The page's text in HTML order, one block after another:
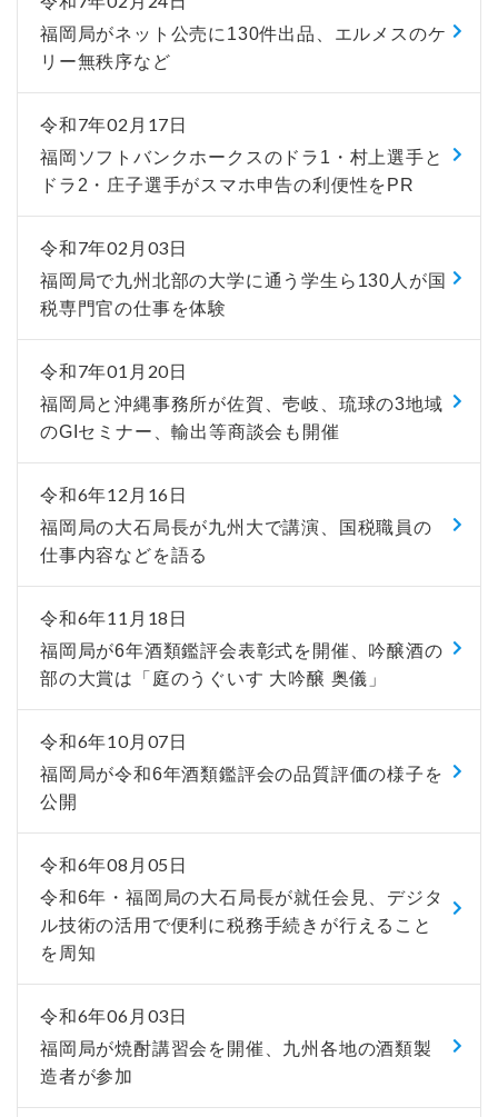
福岡局がネット公売に130件出品、エルメスのケ
リー無秩序など
令和7年02月17日
福岡ソフトバンクホークスのドラ1・村上選手と
ドラ2・庄子選手がスマホ申告の利便性をPR
令和7年02月03日
福岡局で九州北部の大学に通う学生ら130人が国
税専門官の仕事を体験
令和7年01月20日
福岡局と沖縄事務所が佐賀、壱岐、琉球の3地域
のGIセミナー、輸出等商談会も開催
令和6年12月16日
福岡局の大石局長が九州大で講演、国税職員の
仕事内容などを語る
令和6年11月18日
福岡局が6年酒類鑑評会表彰式を開催、吟醸酒の
部の大賞は「庭のうぐいす 大吟醸 奥儀」
令和6年10月07日
福岡局が令和6年酒類鑑評会の品質評価の様子を
公開
令和6年08月05日
令和6年・福岡局の大石局長が就任会見、デジタ
ル技術の活用で便利に税務手続きが行えること
を周知
令和6年06月03日
福岡局が焼酎講習会を開催、九州各地の酒類製
造者が参加